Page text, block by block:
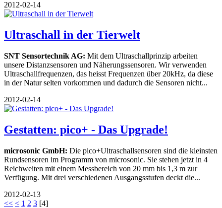
2012-02-14
Ultraschall in der Tierwelt
SNT Sensortechnik AG: Mit dem Ultraschallprinzip arbeiten
unsere Distanzsensoren und Näherungssensoren. Wir verwenden
Ultraschallfrequenzen, das heisst Frequenzen über 20kHz, da diese
in der Natur selten vorkommen und dadurch die Sensoren nicht...
2012-02-14
Gestatten: pico+ - Das Upgrade!
microsonic GmbH: Die pico+Ultraschallsensoren sind die kleinsten
Rundsensoren im Programm von microsonic. Sie stehen jetzt in 4
Reichweiten mit einem Messbereich von 20 mm bis 1,3 m zur
Verfügung. Mit drei verschiedenen Ausgangsstufen deckt die...
2012-02-13
<< < 1 2 3 [4]